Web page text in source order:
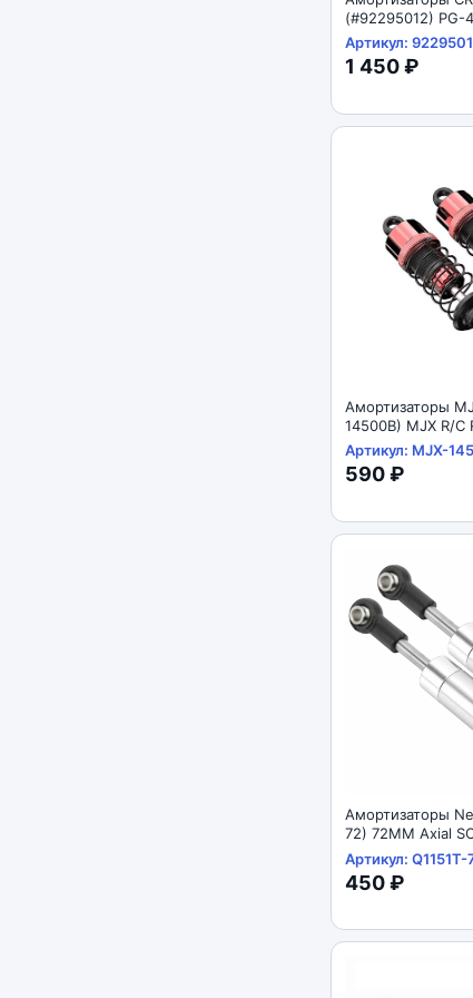
(#92295012) PG-
Shock 98mm
Артикул:
1 450 ₽
Амортизаторы
14500B) MJX R/C
Absorbers 1/14
Артикул: MJX-
590 ₽
Амортизаторы
72) 72MM Axial
Артикул: Q1151T-
450 ₽